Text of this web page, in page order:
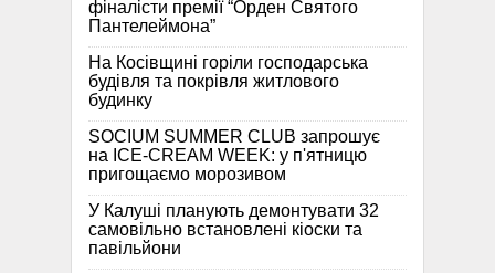
фіналісти премії “Орден Святого
Пантелеймона”
На Косівщині горіли господарська
будівля та покрівля житлового
будинку
SOCIUM SUMMER CLUB запрошує
на ICE-CREAM WEEK: у п'ятницю
пригощаємо морозивом
У Калуші планують демонтувати 32
самовільно встановлені кіоски та
павільйони